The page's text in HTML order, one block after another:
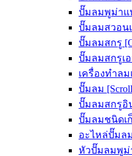
ปั๊มลมพูม่าแ
ปั๊มลมสวอน
ปั๊มลมสกรู
ปั๊มลมสกรูเอ
เครื่องทำล
ปั๊มลม
ปั๊มลมสกรูอิน
ปั๊มลมชนิดเก็
อะไหล่ปั๊มลม
หัวปั๊มลมพูม่